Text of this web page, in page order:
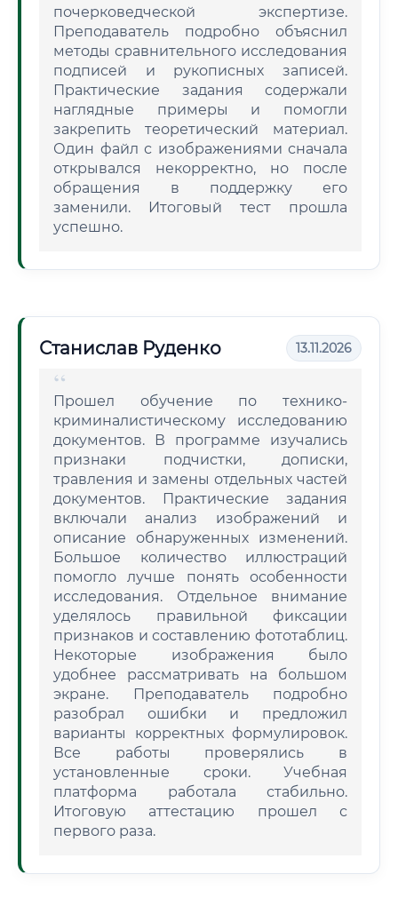
почерковедческой экспертизе.
Преподаватель подробно объяснил
методы сравнительного исследования
подписей и рукописных записей.
Практические задания содержали
наглядные примеры и помогли
закрепить теоретический материал.
Один файл с изображениями сначала
открывался некорректно, но после
обращения в поддержку его
заменили. Итоговый тест прошла
успешно.
Станислав Руденко 13.11.2026
Прошел обучение по технико-
криминалистическому исследованию
документов. В программе изучались
признаки подчистки, дописки,
травления и замены отдельных частей
документов. Практические задания
включали анализ изображений и
описание обнаруженных изменений.
Большое количество иллюстраций
помогло лучше понять особенности
исследования. Отдельное внимание
уделялось правильной фиксации
признаков и составлению фототаблиц.
Некоторые изображения было
удобнее рассматривать на большом
экране. Преподаватель подробно
разобрал ошибки и предложил
варианты корректных формулировок.
Все работы проверялись в
установленные сроки. Учебная
платформа работала стабильно.
Итоговую аттестацию прошел с
первого раза.